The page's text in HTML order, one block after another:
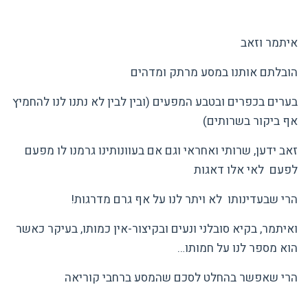
איתמר וזאב
הובלתם אותנו במסע מרתק ומדהים
בערים בכפרים ובטבע המפעים (ובין לבין לא נתנו לנו להחמיץ
אף ביקור בשרותים)
זאב ידען, שרותי ואחראי וגם אם בעוונותינו גרמנו לו מפעם
לפעם לאי אלו דאגות
הרי שבעדינותו לא ויתר לנו על אף גרם מדרגות!
ואיתמר, בקיא סובלני ונעים ובקיצור-אין כמותו, בעיקר כאשר
הוא מספר לנו על חמותו…
הרי שאפשר בהחלט לסכם שהמסע ברחבי קוריאה